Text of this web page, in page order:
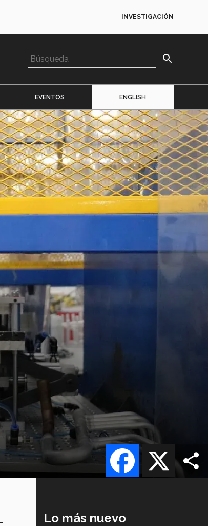
INVESTIGACIÓN
search
EVENTOS ENGLISH
X
Facebook
Lo más nuevo